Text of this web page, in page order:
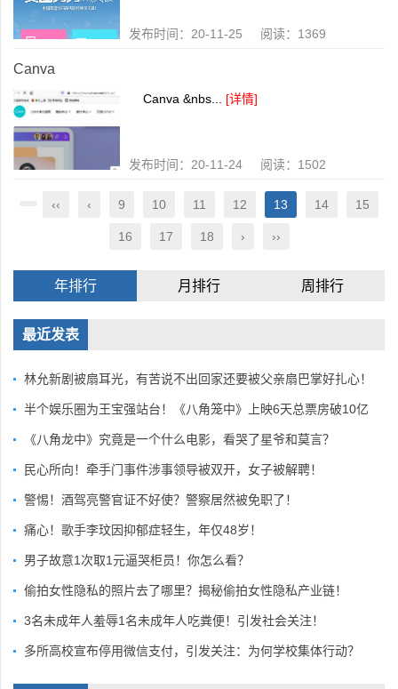
发布时间：20-11-25 阅读：1369
Canva
Canva &nbs... [详情]
发布时间：20-11-24 阅读：1502
‹‹ ‹ 9 10 11 12 13 14 15
16 17 18 › ››
年排行 月排行 周排行
最近发表
林允新剧被扇耳光，有苦说不出回家还要被父亲扇巴掌好扎心！
半个娱乐圈为王宝强站台！《八角笼中》上映6天总票房破10亿
《八角龙中》究竟是一个什么电影，看哭了星爷和莫言？
民心所向！牵手门事件涉事领导被双开，女子被解聘！
警惕！酒驾亮警官证不好使？警察居然被免职了！
痛心！歌手李玟因抑郁症轻生，年仅48岁！
男子故意1次取1元逼哭柜员！你怎么看？
偷拍女性隐私的照片去了哪里？揭秘偷拍女性隐私产业链！
3名未成年人羞辱1名未成年人吃粪便！引发社会关注！
多所高校宣布停用微信支付，引发关注：为何学校集体行动？